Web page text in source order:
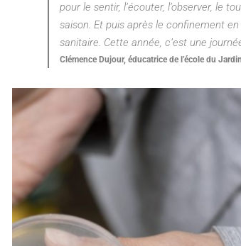
pour le sentir, l’écouter, l’observer, le
saison. Et puis après le confinement
sanitaire. Cette année, c’est une
Clémence Dujour, éducatrice de l’école du